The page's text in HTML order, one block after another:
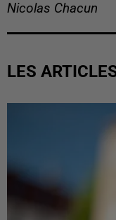
Nicolas Chacun
LES